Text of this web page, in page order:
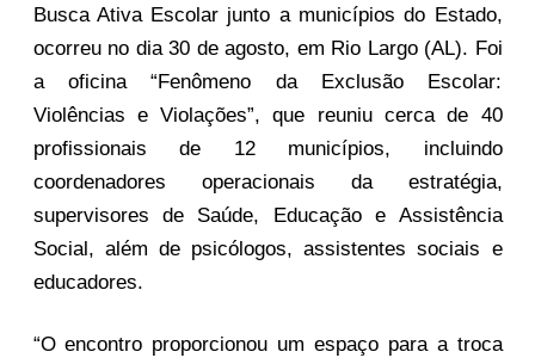
Busca Ativa Escolar junto a municípios do Estado,
ocorreu no dia 30 de agosto, em Rio Largo (AL). Foi
a oficina “Fenômeno da Exclusão Escolar:
Violências e Violações”, que reuniu cerca de 40
profissionais de 12 municípios, incluindo
coordenadores operacionais da estratégia,
supervisores de Saúde, Educação e Assistência
Social, além de psicólogos, assistentes sociais e
educadores.
“O encontro proporcionou um espaço para a troca